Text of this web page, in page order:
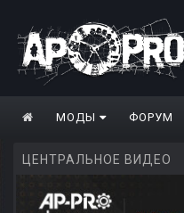
МОДЫ ФОРУМ
ЦЕНТРАЛЬНОЕ ВИДЕО